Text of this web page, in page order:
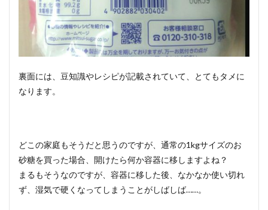
裏面には、豆知識やレシピが記載されていて、とてもタメに
なります。
どこの家庭もそうだと思うのですが、通常の1kgサイズのお
砂糖を買った場合、開けたら何か容器に移しますよね？
まるもそうなのですが、容器に移した後、なかなか使い切れ
ず、湿気で硬くなってしまうことがしばしば……。